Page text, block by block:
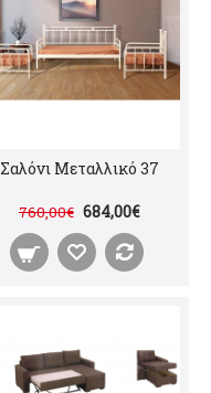
Σαλόνι Μεταλλικό 37
760,00€ 684,00€